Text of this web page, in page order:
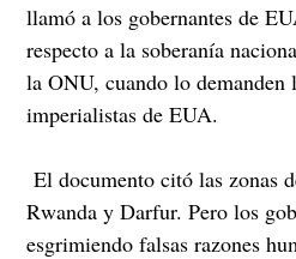
llamó a los gobernantes de
respecto a la soberanía
la ONU, cuando lo demanden
imperialistas de EUA.
El documento citó las zonas
Rwanda y Darfur. Pero los
esgrimiendo falsas razones